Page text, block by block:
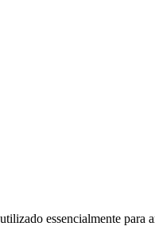
essencialmente para